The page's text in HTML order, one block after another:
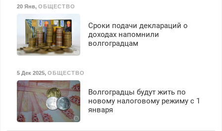
20 Янв, ОБЩЕСТВО
Сроки подачи деклараций о
доходах напомнили
волгоградцам
5 Дек 2025, ОБЩЕСТВО
Волгоградцы будут жить по
новому налоговому режиму с 1
января